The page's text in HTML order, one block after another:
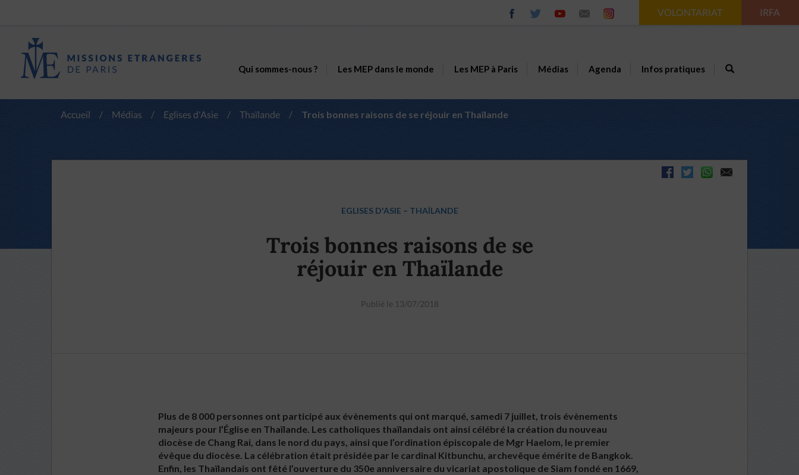
VOLONTARIAT IRFA
Qui sommes-nous ? Les MEP dans le monde Les MEP à Paris Médias Agenda Infos pratiques
Accueil / Médias / Eglises d'Asie / Thaïlande / Trois bonnes raisons de se réjouir en Thaïlande
EGLISES D'ASIE – THAÏLANDE
Trois bonnes raisons de se
réjouir en Thaïlande
Publié le 13/07/2018
Plus de 8 000 personnes ont participé aux évènements qui ont marqué, samedi 7 juillet, trois évènements
majeurs pour l’Église en Thaïlande. Les catholiques thaïlandais ont ainsi célébré la création du nouveau
diocèse de Chang Rai, dans le nord du pays, ainsi que l’ordination épiscopale de Mgr Haelom, le premier
évêque du diocèse. La célébration était présidée par le cardinal Kitbunchu, archevêque émérite de Bangkok.
Enfin, les Thaïlandais ont fêté l’ouverture du 350e anniversaire du vicariat apostolique de Siam fondé en 1669,